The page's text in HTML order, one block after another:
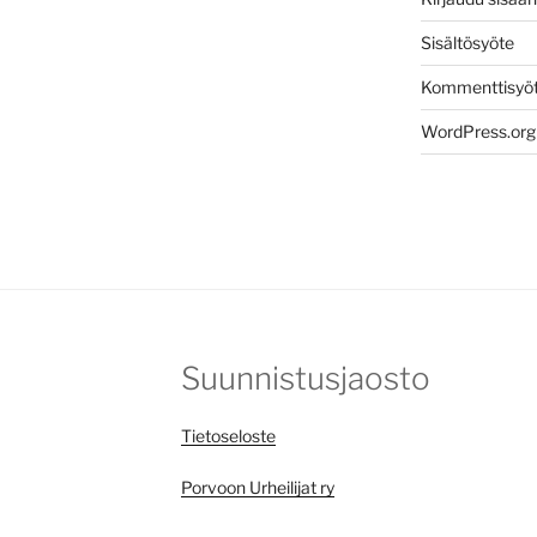
Sisältösyöte
WordPress.org
Suunnistusjaosto
Tietoseloste
Porvoon Urheilijat ry